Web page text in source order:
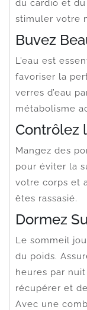
du cardio et
stimuler votre
Buvez
L’eau est
favoriser la
verres d’eau
métabolisme
Contrôlez
Mangez des
pour éviter la
votre corps et
êtes rassasié.
Dormez
Le sommeil
du poids.
heures par
récupérer et
Avec une